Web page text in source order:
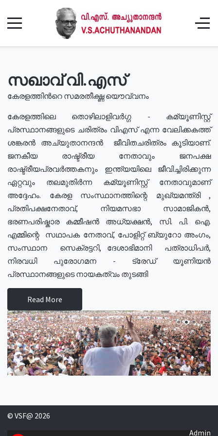
സഖാവ് വി.എസ്
കേരളത്തിൻറെ സമരതീക്ഷ്ണ യൌവ്വനം
കേരളത്തിലെ തൊഴിലാളിവർഗ്ഗ - കമ്യൂണിസ്റ്റ്
പ്രസ്ഥാനങ്ങളുടെ ചരിത്രം വിഎസ് എന്ന വേലിക്കകത്ത്
ശങ്കരൻ അച്യുതാനന്ദൻ ജീവിതചരിത്രം കൂടിയാണ്.
ജനകീയ രാഷ്ട്രീയ നേതാവും ജനപക്ഷ
രാഷ്ട്രീയപ്രവർത്തകനും ഇന്ത്യയിലെ ജീവിച്ചിരിക്കുന്ന
ഏറ്റവും തലമുതിർന്ന കമ്യൂണിസ്റ്റ് നേതാവുമാണ്
അദ്ദേഹം. കേരള സംസ്ഥാനത്തിന്റെ മുഖ്യമന്ത്രി ,
പ്രതിപക്ഷനേതാവ്, നിയമസഭാ സാമാജികൻ,
ഭരണപരിഷ്കാര കമ്മീഷൻ അധ്യക്ഷൻ, സി. പി. ഐ.
എമ്മിന്റെ സഥാപക നേതാവ്, പോളിറ്റ് ബ്യുറോ അംഗം,
സംസ്ഥാന സെക്രട്ടറി, ദേശാഭിമാനി പത്രാധിപർ,
നിരവധി പുരോഗമന - ട്രേഡ് യൂണിയൻ
പ്രസ്ഥാനങ്ങളുടെ നായകത്വം തുടങ്ങി
Read More
© VSF@ 2026
Admin